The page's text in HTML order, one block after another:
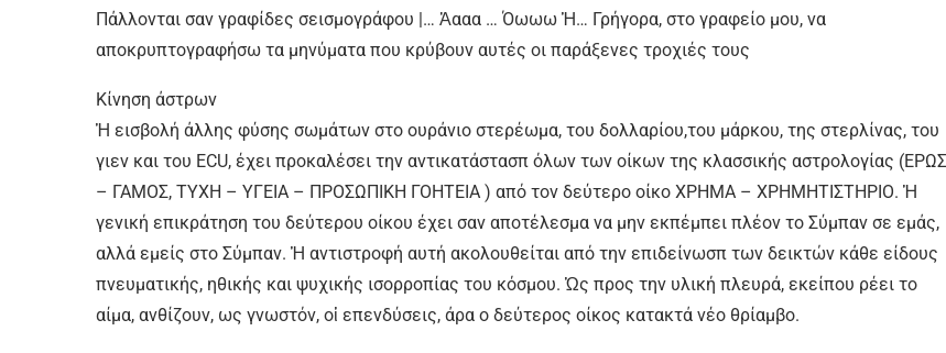
Πάλλονται σαν γραφίδες σεισμογράφου |… Ἀααα … Όωωω Ἡ… Γρήγορα, στο γραφείο µου, να
αποκρυπτογραφήσω τα μηνύματα που κρύβουν αυτές οι παράξενες τροχιές τους
Κίνηση άστρων
Ἡ εισβολή άλλης φύσης σωμάτων στο ουράνιο στερέωµα, του δολλαρίου,του µάρκου, της στερλίνας, του
γιεν και του ECU, έχει προκαλέσει την αντικατάστασπ όλων των οίκων της κλασσικής αστρολογίας (ΕΡΩΣ
– ΓΑΜΟΣ, ΤΥΧΗ – ΥΓΕΙΑ – ΠΡΟΣΩΠΙΚΗ ΓΟΗΤΕΙΑ ) από τον δεύτερο οίκο ΧΡΗΜΑ – ΧΡΗΜΗΤΙΣΤΗΡΙΟ. Ἡ
γενική επικράτηση του δεύτερου οίκου έχει σαν αποτέλεσµα να μην εκπέμπει πλέον το Σύμπαν σε εµάς,
αλλά εμείς στο Σύμπαν. Ἡ αντιστροφή αυτή ακολουθείται από την επιδείνωσπ των δεικτών κάθε είδους
πνευματικής, ηθικής και ψυχικής ισορροπίας του κόσµου. Ὡς προς την υλική πλευρά, εκείπου ρέει το
αίμα, ανθίζουν, ως γνωστόν, οἱ επενδύσεις, άρα ο δεύτερος οίκος κατακτά νέο θρίαμβο.